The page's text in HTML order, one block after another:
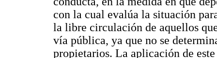
con la cual evalúa la situación
la libre circulación de aquellos
vía pública, ya que no se
propietarios. La aplicación de